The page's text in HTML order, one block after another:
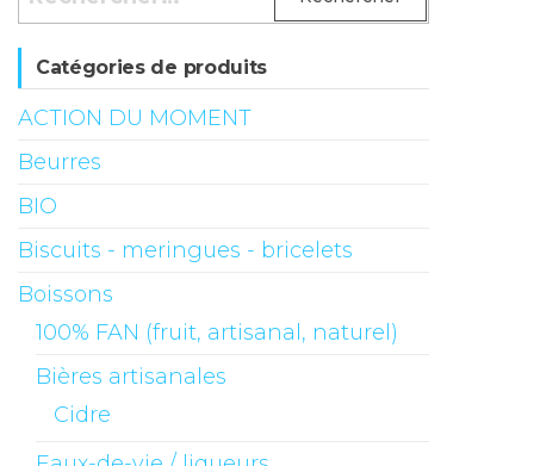
Catégories de produits
ACTION DU MOMENT
Beurres
BIO
Biscuits - meringues - bricelets
Boissons
100% FAN (fruit, artisanal, naturel)
Bières artisanales
Cidre